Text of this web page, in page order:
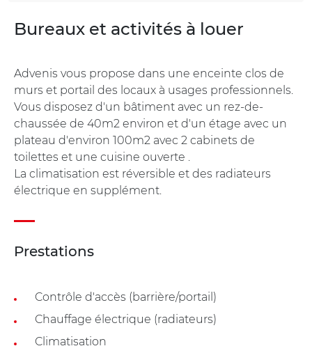
Bureaux et activités à louer
Advenis vous propose dans une enceinte clos de
murs et portail des locaux à usages professionnels.
Vous disposez d'un bâtiment avec un rez-de-
chaussée de 40m2 environ et d'un étage avec un
plateau d'environ 100m2 avec 2 cabinets de
toilettes et une cuisine ouverte .
La climatisation est réversible et des radiateurs
électrique en supplément.
Prestations
Contrôle d'accès (barrière/portail)
Chauffage électrique (radiateurs)
Climatisation